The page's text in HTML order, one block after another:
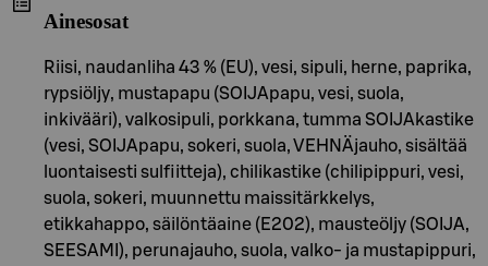
Ainesosat
Riisi, naudanliha 43 % (EU), vesi, sipuli, herne, paprika,
rypsiöljy, mustapapu (SOIJApapu, vesi, suola,
inkivääri), valkosipuli, porkkana, tumma SOIJAkastike
(vesi, SOIJApapu, sokeri, suola, VEHNÄjauho, sisältää
luontaisesti sulfiitteja), chilikastike (chilipippuri, vesi,
suola, sokeri, muunnettu maissitärkkelys,
etikkahappo, säilöntäaine (E202), mausteöljy (SOIJA,
SEESAMI), perunajauho, suola, valko- ja mustapippuri,